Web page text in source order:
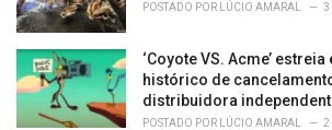
POSTADO POR LÚCIO AMARAL 3
‘Coyote VS. Acme’
histórico de
distribuidora
POSTADO POR LÚCIO AMARAL 2